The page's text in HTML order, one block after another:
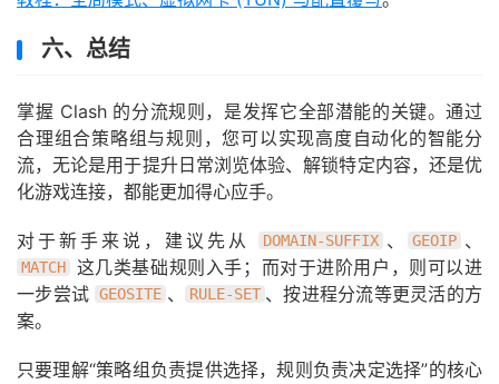
六、总结
掌握 Clash 的分流规则，是发挥它全部潜能的关键。通过
合理组合策略组与规则，您可以实现高度自动化的智能分
流，无论是用于提升日常浏览体验、解锁特定内容，还是优
化游戏连接，都能更加得心应手。
对于新手来说，建议先从 DOMAIN-SUFFIX 、 GEOIP 、
MATCH
这几类基础规则入手；而对于进阶用户，则可以进
一步尝试 GEOSITE 、 RULE-SET 、按进程分流等更灵活的方
案。
只要理解“策略组负责提供选择，规则负责决定选择”的核心